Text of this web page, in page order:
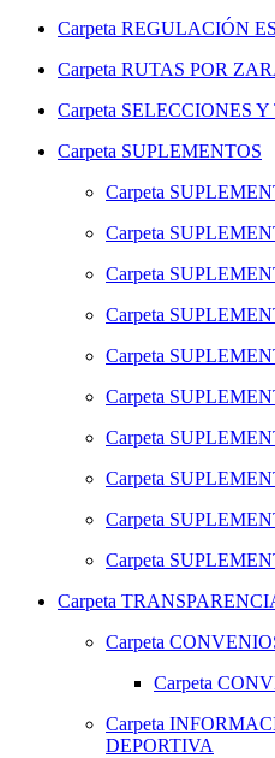
Carpeta REGULACIÓN
Carpeta RUTAS POR
Carpeta SELECCIONES
Carpeta SUPLEMENTOS
Carpeta
Carpeta
Carpeta
Carpeta
Carpeta
Carpeta
Carpeta
Carpeta
Carpeta
Carpeta
Carpeta
Carpeta
Carpeta
Carpeta
DEPORTIVA